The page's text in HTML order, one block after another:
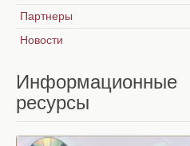
Партнеры
Новости
Информационные
ресурсы